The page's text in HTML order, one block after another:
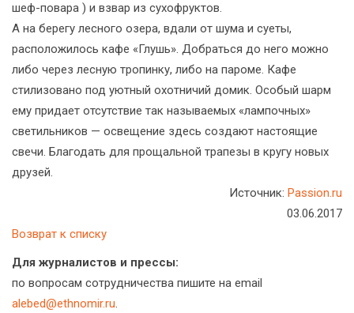
шеф-повара ) и взвар из сухофруктов.
А на берегу лесного озера, вдали от шума и суеты,
расположилось кафе «Глушь». Добраться до него можно
либо через лесную тропинку, либо на пароме. Кафе
стилизовано под уютный охотничий домик. Особый шарм
ему придает отсутствие так называемых «лампочных»
светильников — освещение здесь создают настоящие
свечи. Благодать для прощальной трапезы в кругу новых
друзей.
Источник: Passion.ru
03.06.2017
Возврат к списку
Для журналистов и прессы:
по вопросам сотрудничества пишите на email
alebed@ethnomir.ru